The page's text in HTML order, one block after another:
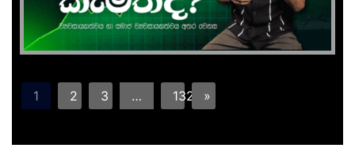
1 2 3 … 132 »